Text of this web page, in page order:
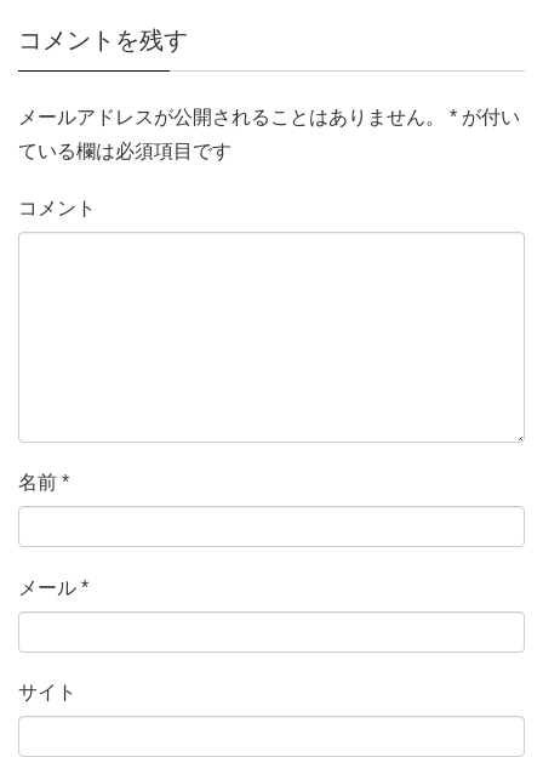
コメントを残す
メールアドレスが公開されることはありません。 * が付い
ている欄は必須項目です
コメント
名前 *
メール *
サイト